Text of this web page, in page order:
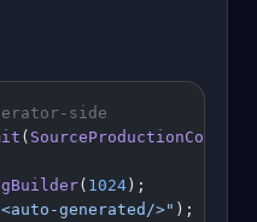
side
( SourceProductionContext
( 1024);
generated/>" );